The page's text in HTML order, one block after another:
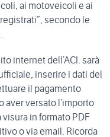
ai motoveicoli e ai
secondo le
internet dell’ACI. sarà
inserire i dati del
il pagamento
aver versato l’importo
visura in formato PDF
o via email. Ricorda